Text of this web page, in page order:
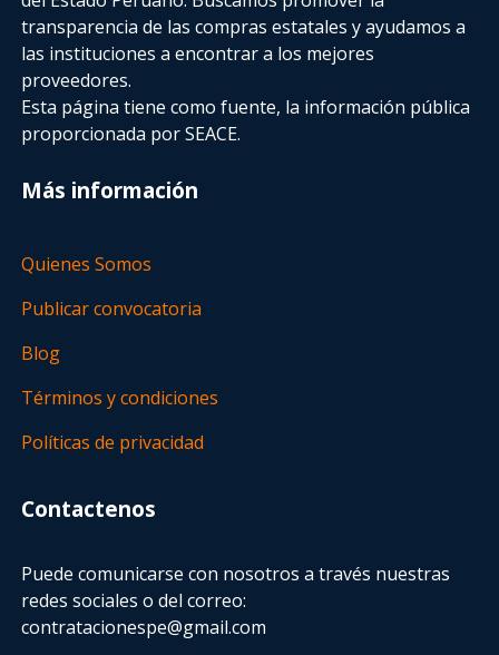
transparencia de las compras estatalesy ayudamos a
las instituciones a encontrar a los mejores
proveedores.
Esta página tiene como fuente, la información pública
proporcionada por SEACE.
Más información
Quienes Somos
Publicar convocatoria
Blog
Términos y condiciones
Políticas de privacidad
Contactenos
Puede comunicarse con nosotros a través nuestras
redes sociales o del correo:
contratacionespe@gmail.com